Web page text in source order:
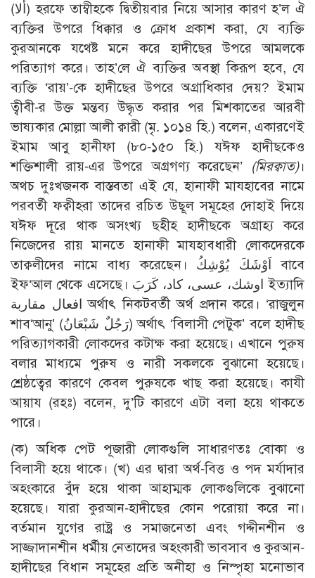
(ألا) হরফে তাম্বীহকে দ্বিতীয়বার নিয়ে আসার কারণ হ’ল ঐ
ব্যক্তির উপরে ধিক্কার ও ক্রোধ প্রকাশ করা, যে ব্যক্তি
কুরআনকে যথেষ্ট মনে করে হাদীছের উপরে আমলকে
পরিত্যাগ করে। তাহ’লে ঐ ব্যক্তির অবস্থা কিরূপ হবে, যে
ব্যক্তি ‘রায়’-কে হাদীছের উপরে অগ্রাধিকার দেয়? ইমাম
ত্বীবী-র উক্ত মন্তব্য উদ্ধৃত করার পর মিশকাতের আরবী
ভাষ্যকার মোল্লা আলী ক্বারী (মৃ. ১০১৪ হি.) বলেন, একারণেই
ইমাম আবু হানীফা (৮০-১৫০ হি.) যঈফ হাদীছকেও
শক্তিশালী রায়-এর উপরে অগ্রগণ্য করেছেন’ (মিরক্বাত)।
অথচ দুঃখজনক বাস্তবতা এই যে, হানাফী মাযহাবের নামে
পরবর্তী ফক্বীহরা তাদের রচিত উছূল সমূহের দোহাই দিয়ে
যঈফ দূরে থাক অসংখ্য ছহীহ হাদীছকে অগ্রাহ্য করে
নিজেদের রায় মানতে হানাফী মাযহাবধারী লোকদেরকে
তাক্বলীদের নামে বাধ্য করেছেন। اَوْشَكَ يُوْشِكُ বাবে
ইফ‘আল থেকে এসেছে। اوشك، عسى، كاد، كَرَبَ ইত্যাদি
افعال مقاربة অর্থাৎ নিকটবর্তী অর্থ প্রদান করে। ‘রাজুলুন
শাব‘আনু’ (رَجُلٌ شَبْعَانُ) অর্থাৎ ‘বিলাসী পেটুক’ বলে হাদীছ
পরিত্যাগকারী লোকদের কটাক্ষ করা হয়েছে। এখানে পুরুষ
বলার মাধ্যমে পুরুষ ও নারী সকলকে বুঝানো হয়েছে।
শ্রেষ্ঠত্বের কারণে কেবল পুরুষকে খাছ করা হয়েছে। কাযী
আয়ায (রহঃ) বলেন, দু’টি কারণে এটা বলা হয়ে থাকতে
পারে।
(ক) অধিক পেট পূজারী লোকগুলি সাধারণতঃ বোকা ও
বিলাসী হয়ে থাকে। (খ) এর দ্বারা অর্থ-বিত্ত ও পদ মর্যাদার
অহংকারে বুঁদ হয়ে থাকা আহাম্মক লোকগুলিকে বুঝানো
হয়েছে। যারা কুরআন-হাদীছের কোন পরোয়া করে না।
বর্তমান যুগের রাষ্ট্র ও সমাজনেতা এবং গদ্দীনশীন ও
সাজ্জাদানশীন ধর্মীয় নেতাদের অহংকারী ভাবসাব ও কুরআন-
হাদীছের বিধান সমূহের প্রতি অনীহা ও নিস্পৃহা মনোভাব